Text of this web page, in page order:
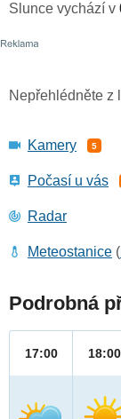
Slunce vychází v
Nepřehlédněte z
Kamery 5
Počasí u vás
Radar
Meteostanice (
Podrobná
17:00 18:00